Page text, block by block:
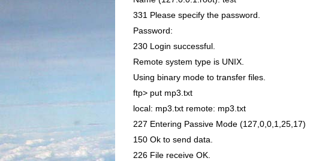
331 Please specify the password.
Password:
230 Login successful.
Remote system type is UNIX.
Using binary mode to transfer files.
ftp> put mp3.txt
local: mp3.txt remote: mp3.txt
227 Entering Passive Mode (127,0,0,1,25,17)
150 Ok to send data.
226 File receive OK.